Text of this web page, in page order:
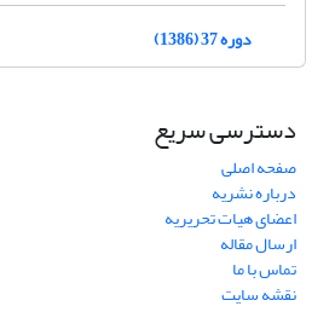
دوره 37 (1386)
دسترسی سریع
صفحه اصلی
درباره نشریه
اعضای هیات تحریریه
ارسال مقاله
تماس با ما
نقشه سایت